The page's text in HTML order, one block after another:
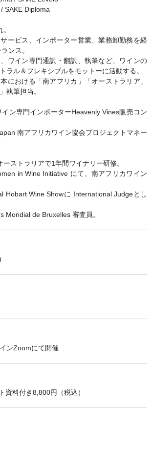
SAKE Diploma
ービス、インポーター営業、業務卸勤務を経
ンス。
ワイン専門通訳・翻訳、執筆など、ワインの
ラル＆フレキシブルをモットーに活動する。
における「南アフリカ」「オーストラリア」
執筆担当。
ン専門インポーターHeavenly Vines販売コン
南アフリカワイン協会プロジェクトマネー
ストラリアで1年間ワイナリー研修。
in Wine Initiative にて、南アフリカワイン
Hobart Wine Showに International Judgeとし
Mondial de Bruxelles 審査員。
ンZoomにて開催
資料付き8,800円（税込）